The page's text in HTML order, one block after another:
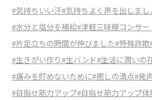
#気持ちいい汗#気持ちよく声を出しまし
#水分と塩分を補給#津軽三味線コンサー
#片足立ちの時間が伸びました#特殊詐欺
#生きがい作り#生バンド#生活に潤いの
#痛みを貯めないために#癒しの満点#発
#目指せ筋力アップ#目指せ筋力アップ体